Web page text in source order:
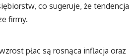
co sugeruje, że tendencja
firmy.
płac są rosnąca inflacja oraz